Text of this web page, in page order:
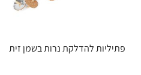
פתיליות להדלקת נרות בשמן זית